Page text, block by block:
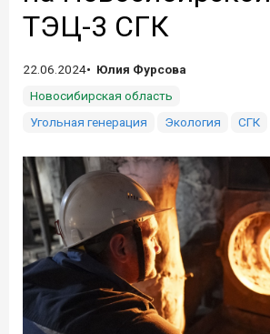
ТЭЦ-3 СГК
22.06.2024
Юлия Фурсова
Новосибирская область
Угольная генерация
Экология СГК